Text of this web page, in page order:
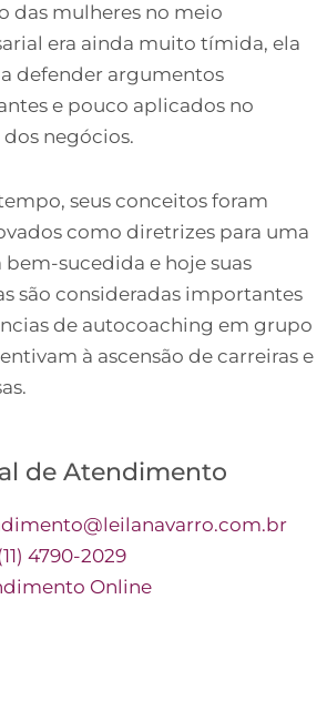
das mulheres no meio
era ainda muito tímida, ela
a defender argumentos
e pouco aplicados no
negócios.
seus conceitos foram
como diretrizes para uma
bem-sucedida e hoje suas
são consideradas importantes
de autocoaching em grupo
à ascensão de carreiras e
de Atendimento
4790-2029
Online